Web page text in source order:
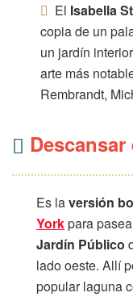
El Isabella
copia de un
un jardín
arte más
Rembrandt,
Es laversión
Yorkpara
Jardín Público
lado oeste. Allí
popular laguna